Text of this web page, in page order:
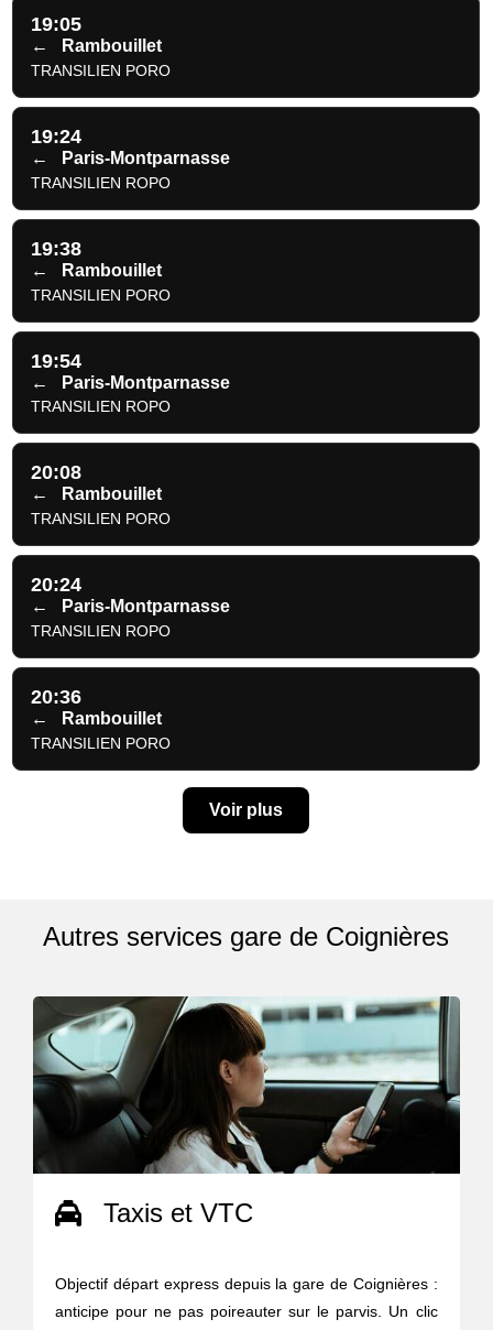
19:05
← Rambouillet
TRANSILIEN PORO
19:24
← Paris-Montparnasse
TRANSILIEN ROPO
19:38
← Rambouillet
TRANSILIEN PORO
19:54
← Paris-Montparnasse
TRANSILIEN ROPO
20:08
← Rambouillet
TRANSILIEN PORO
20:24
← Paris-Montparnasse
TRANSILIEN ROPO
20:36
← Rambouillet
TRANSILIEN PORO
Voir plus
Autres services gare de Coignières
Taxis et VTC
Objectif départ express depuis la gare de Coignières :
anticipe pour ne pas poireauter sur le parvis. Un clic